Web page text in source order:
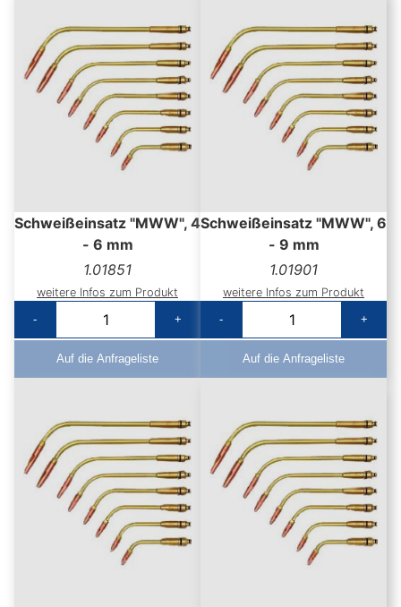
Schweißeinsatz "MWW", 4
- 6 mm
1.01851
weitere Infos zum Produkt
-
+
Auf die Anfrageliste
Schweißeinsatz "MWW", 6
- 9 mm
1.01901
weitere Infos zum Produkt
-
+
Auf die Anfrageliste